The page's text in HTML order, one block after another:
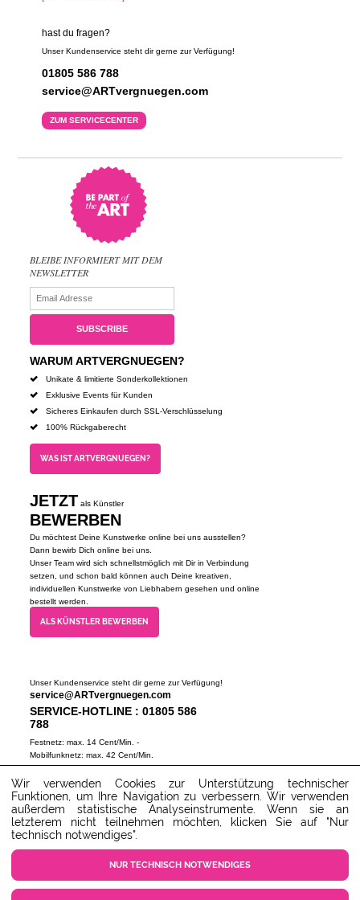
hast du fragen?
Unser Kundenservice steht dir gerne zur Verfügung!
01805 586 788
service@ARTvergnuegen.com
ZUM SERVICECENTER
BLEIBE INFORMIERT MIT DEM
NEWSLETTER
WARUM ARTVERGNUEGEN?
Unikate & limitierte Sonderkollektionen
Exklusive Events für Kunden
Sicheres Einkaufen durch SSL-Verschlüsselung
100% Rückgaberecht
WAS IST ARTVERGNUEGEN?
JETZT als Künstler
BEWERBEN
Du möchtest Deine Kunstwerke online bei uns ausstellen?
Dann bewirb Dich online bei uns.
Unser Team wird sich schnellstmöglich mit Dir in Verbindung
setzen, und schon bald können auch Deine kreativen,
individuellen Kunstwerke von Liebhabern gesehen und online
bestellt werden.
ALS KÜNSTLER BEWERBEN
Unser Kundenservice steht dir gerne zur Verfügung!
service@ARTvergnuegen.com
SERVICE-HOTLINE : 01805 586
788
Festnetz: max. 14 Cent/Min. -
Mobilfunknetz: max. 42 Cent/Min.
(Mo-Do 9-18 Uhr, Fr 9-16 Uhr)
ZUM SERVICECENTER
Wir verwenden Cookies zur Unterstützung technischer
Funktionen, um Ihre Navigation zu verbessern. Wir verwenden
außerdem statistische Analyseinstrumente. Wenn sie an
letzterem nicht teilnehmen möchten, klicken Sie auf "Nur
technisch notwendiges".
NUR TECHNISCH NOTWENDIGES